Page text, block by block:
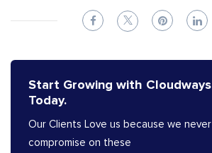
Start Growing with Cloudways
Today.
Our Clients Love us because we never
compromise on these